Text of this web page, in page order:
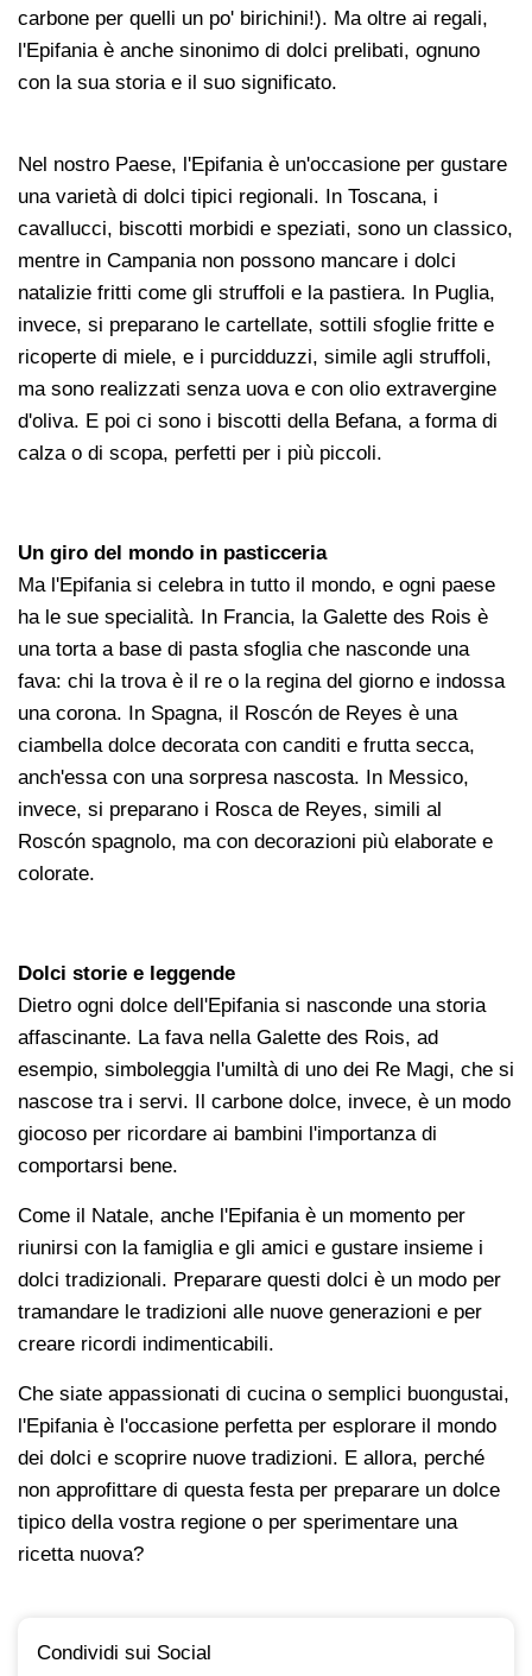
carbone per quelli un po' birichini!). Ma oltre ai regali,
l'Epifania è anche sinonimo di dolci prelibati, ognuno
con la sua storia e il suo significato.
Nel nostro Paese, l'Epifania è un'occasione per gustare
una varietà di dolci tipici regionali. In Toscana, i
cavallucci, biscotti morbidi e speziati, sono un classico,
mentre in Campania non possono mancare i dolci
natalizie fritti come gli struffoli e la pastiera. In Puglia,
invece, si preparano le cartellate, sottili sfoglie fritte e
ricoperte di miele, e i purcidduzzi, simile agli struffoli,
ma sono realizzati senza uova e con olio extravergine
d'oliva. E poi ci sono i biscotti della Befana, a forma di
calza o di scopa, perfetti per i più piccoli.
Un giro del mondo in pasticceria
Ma l'Epifania si celebra in tutto il mondo, e ogni paese
ha le sue specialità. In Francia, la Galette des Rois è
una torta a base di pasta sfoglia che nasconde una
fava: chi la trova è il re o la regina del giorno e indossa
una corona. In Spagna, il Roscón de Reyes è una
ciambella dolce decorata con canditi e frutta secca,
anch'essa con una sorpresa nascosta. In Messico,
invece, si preparano i Rosca de Reyes, simili al
Roscón spagnolo, ma con decorazioni più elaborate e
colorate.
Dolci storie e leggende
Dietro ogni dolce dell'Epifania si nasconde una storia
affascinante. La fava nella Galette des Rois, ad
esempio, simboleggia l'umiltà di uno dei Re Magi, che si
nascose tra i servi. Il carbone dolce, invece, è un modo
giocoso per ricordare ai bambini l'importanza di
comportarsi bene.
Come il Natale, anche l'Epifania è un momento per
riunirsi con la famiglia e gli amici e gustare insieme i
dolci tradizionali. Preparare questi dolci è un modo per
tramandare le tradizioni alle nuove generazioni e per
creare ricordi indimenticabili.
Che siate appassionati di cucina o semplici buongustai,
l'Epifania è l'occasione perfetta per esplorare il mondo
dei dolci e scoprire nuove tradizioni. E allora, perché
non approfittare di questa festa per preparare un dolce
tipico della vostra regione o per sperimentare una
ricetta nuova?
Condividi sui Social